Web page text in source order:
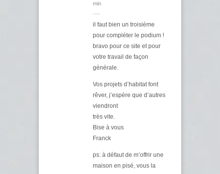
min
il faut bien un troisième
pour compléter le podium !
bravo pour ce site et pour
votre travail de façon
générale.
Vos projets d’habitat font
rêver, j’espère que d’autres
viendront
très vite.
Bise à vous
Franck
ps: à défaut de m’offrir une
maison en pisé, vous la